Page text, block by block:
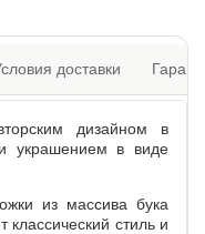
доставки
дизайном в
украшением в виде
из массива бука
классический стиль и